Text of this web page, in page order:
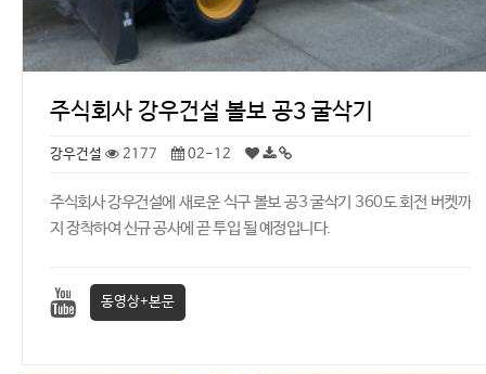
주식회사 강우건설 볼보 공3 굴삭기
강우건설 2177 02-12
주식회사 강우건설에 새로운 식구 볼보 공3 굴삭기 360도 회전 버켓까
지 장착하여 신규 공사에 곧 투입 될 예정입니다.
동영상+본문